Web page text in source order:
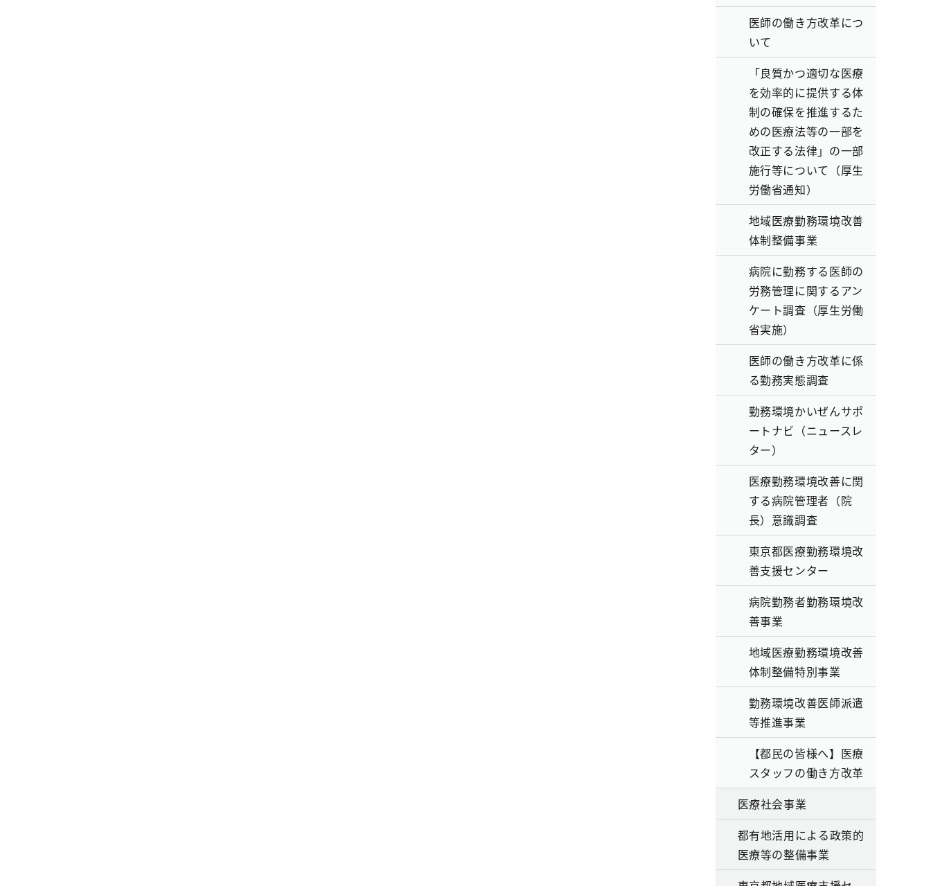
医師の働き方改革につ
いて
「良質かつ適切な医療
を効率的に提供する体
制の確保を推進するた
めの医療法等の一部を
改正する法律」の一部
施行等について（厚生
労働省通知）
地域医療勤務環境改善
体制整備事業
病院に勤務する医師の
労務管理に関するアン
ケート調査（厚生労働
省実施）
医師の働き方改革に係
る勤務実態調査
勤務環境かいぜんサポ
ートナビ（ニュースレ
ター）
医療勤務環境改善に関
する病院管理者（院
長）意識調査
東京都医療勤務環境改
善支援センター
病院勤務者勤務環境改
善事業
地域医療勤務環境改善
体制整備特別事業
勤務環境改善医師派遣
等推進事業
【都民の皆様へ】医療
スタッフの働き方改革
医療社会事業
都有地活用による政策的
医療等の整備事業